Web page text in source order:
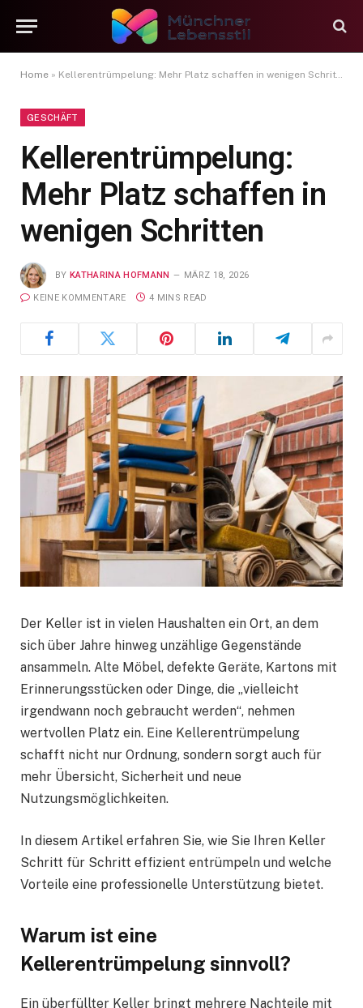
Home » Kellerentrümpelung: Mehr Platz schaffen in wenigen Schritten
GESCHÄFT
Kellerentrümpelung:
Mehr Platz schaffen in
wenigen Schritten
BY KATHARINA HOFMANN MÄRZ 18, 2026
KEINE KOMMENTARE 4 MINS READ
Der Keller ist in vielen Haushalten ein Ort, an dem
sich über Jahre hinweg unzählige Gegenstände
ansammeln. Alte Möbel, defekte Geräte, Kartons mit
Erinnerungsstücken oder Dinge, die „vielleicht
irgendwann noch gebraucht werden“, nehmen
wertvollen Platz ein. Eine Kellerentrümpelung
schafft nicht nur Ordnung, sondern sorgt auch für
mehr Übersicht, Sicherheit und neue
Nutzungsmöglichkeiten.
In diesem Artikel erfahren Sie, wie Sie Ihren Keller
Schritt für Schritt effizient entrümpeln und welche
Vorteile eine professionelle Unterstützung bietet.
Warum ist eine
Kellerentrümpelung sinnvoll?
Ein überfüllter Keller bringt mehrere Nachteile mit